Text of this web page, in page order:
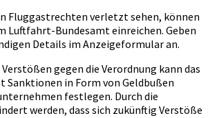
Fluggastrechten verletzt sehen, können
Luftfahrt-Bundesamt einreichen. Geben
Details im Anzeigeformular an.
gegen die Verordnung kann das
Sanktionen in Form von Geldbußen
festlegen. Durch die
werden, dass sich zukünftig Verstöße